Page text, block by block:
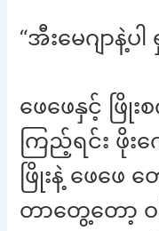
“အီးမေဂျာနဲ့ပါ
ဖေဖေနှင့် ဖြိုး
ကြည့်ရင်း ဖိုး
ဖြိုးနဲ့ ဖေဖေ
တာတွေ့တော့